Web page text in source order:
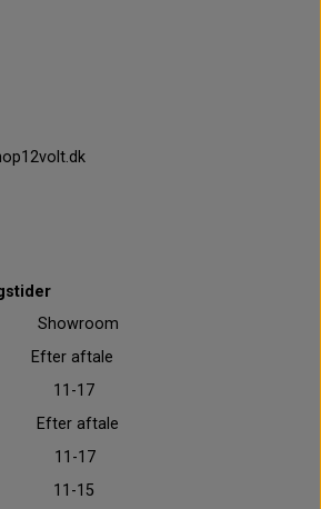
aftale
11-17
aftale
11-17
11-15